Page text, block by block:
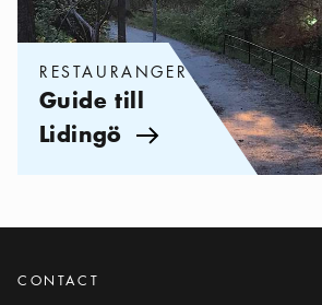
RESTAURANGER
Guide till
Lidingö Pil ikon
CONTACT